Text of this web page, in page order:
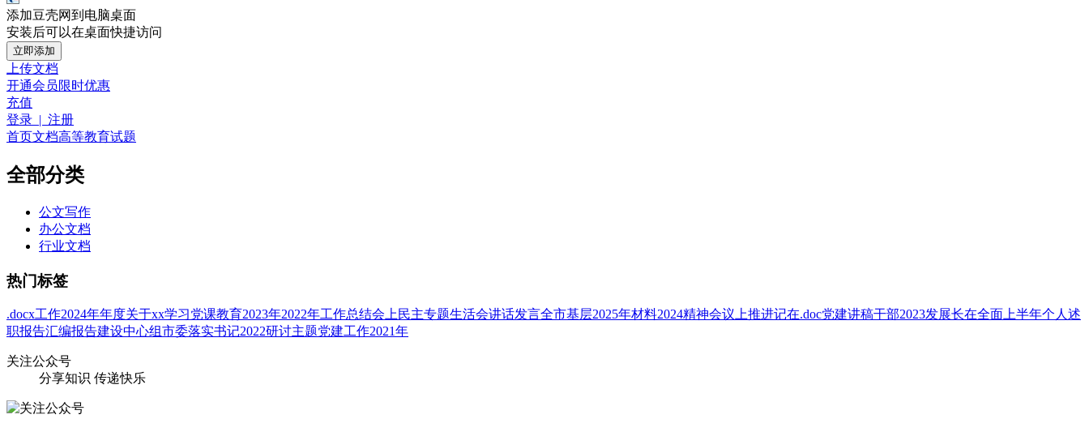
添加豆壳网到电脑桌面
安装后可以在桌面快捷访问
立即添加
上传文档
开通会员限时优惠
充值
登录 | 注册
首页文档高等教育试题
全部分类
公文写作
办公文档
行业文档
热门标签
.docx工作2024年年度关于xx学习党课教育2023年2022年工作总结会上 民主专题生活会讲话发言全市基层2025年材料2024精神会议上推进记在.doc党建讲稿干部2023发展长在全面 上半年个人 述
职报告汇编报告建设中心组市委落实书记2022研讨主题党建工作2021年
关注公众号
分享知识 传递快乐